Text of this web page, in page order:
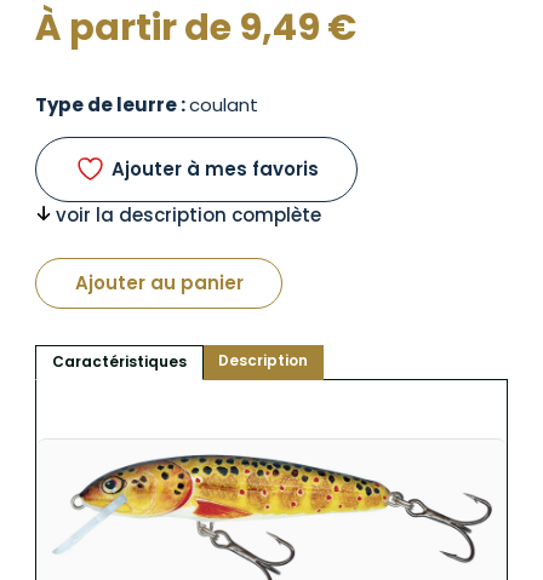
À partir de9,49€
Type de leurre :coulant
Ajouter à mes favoris
voir la description complète
Ajouter au panier
Caractéristiques Description